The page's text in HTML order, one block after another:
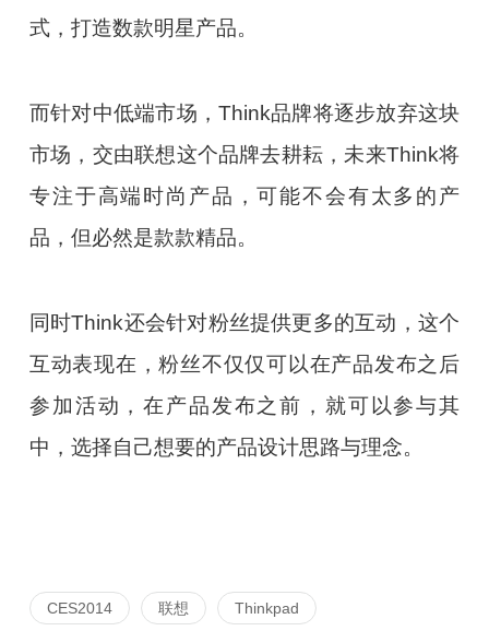
式，打造数款明星产品。
而针对中低端市场，Think品牌将逐步放弃这块
市场，交由联想这个品牌去耕耘，未来Think将
专注于高端时尚产品，可能不会有太多的产
品，但必然是款款精品。
同时Think还会针对粉丝提供更多的互动，这个
互动表现在，粉丝不仅仅可以在产品发布之后
参加活动，在产品发布之前，就可以参与其
中，选择自己想要的产品设计思路与理念。
CES2014 联想 Thinkpad